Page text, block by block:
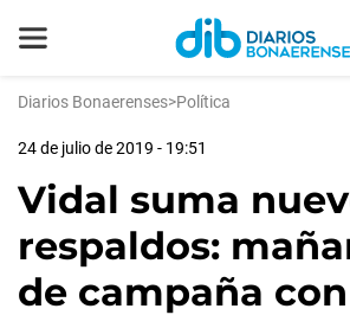
Diarios Bonaerenses>Política
24 de julio de 2019 - 19:51
Vidal suma
respaldos:
de campaña